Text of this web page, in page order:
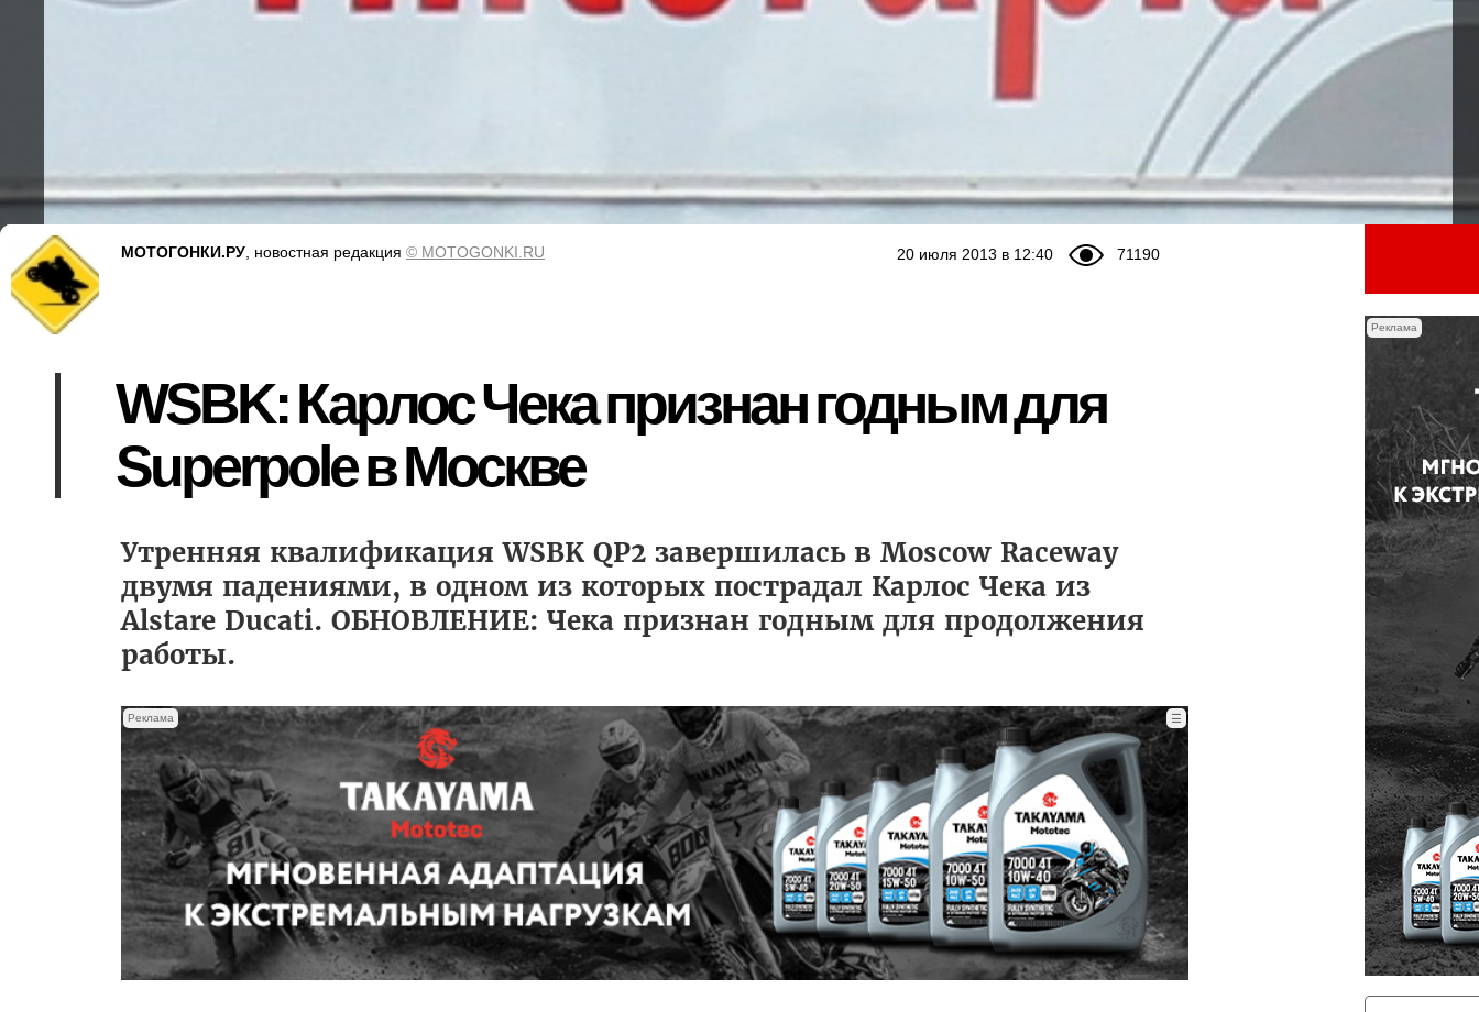
Реклама
71190
20 июля 2013 в 12:40
МОТОГОНКИ.РУ , новостная редакция © MOTOGONKI.RU
WSBK: Карлос Чека признан годным для
Superpole в Москве
Утренняя квалификация WSBK QP2 завершилась в Moscow Raceway
двумя падениями, в одном из которых пострадал Карлос Чека из
Alstare Ducati. ОБНОВЛЕНИЕ: Чека признан годным для продолжения
работы.
Реклама ☰